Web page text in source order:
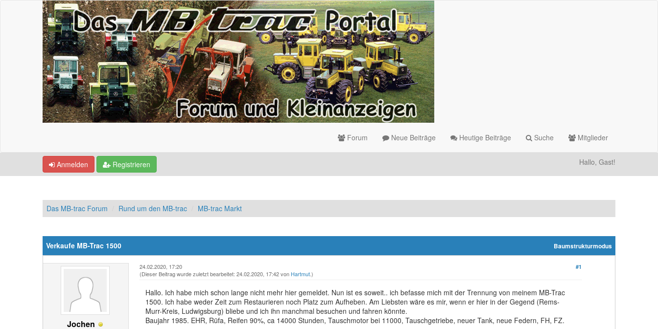
Forum Neue Beiträge Heutige Beiträge Suche Mitglieder
Anmelden Registrieren Hallo, Gast!
Das MB-trac Forum Rund um den MB-trac MB-trac Markt
Baumstrukturmodus
Verkaufe MB-Trac 1500
Jochen
#1
24.02.2020, 17:20
(Dieser Beitrag wurde zuletzt bearbeitet: 24.02.2020, 17:42 von Hartmut.)
Hallo. Ich habe mich schon lange nicht mehr hier gemeldet. Nun ist es soweit.. ich befasse mich mit der Trennung von meinem MB-Trac
1500. Ich habe weder Zeit zum Restaurieren noch Platz zum Aufheben. Am Liebsten wäre es mir, wenn er hier in der Gegend (Rems-
Murr-Kreis, Ludwigsburg) bliebe und ich ihn manchmal besuchen und fahren könnte.
Baujahr 1985. EHR, Rüfa, Reifen 90%, ca 14000 Stunden, Tauschmotor bei 11000, Tauschgetriebe, neuer Tank, neue Federn, FH, FZ.